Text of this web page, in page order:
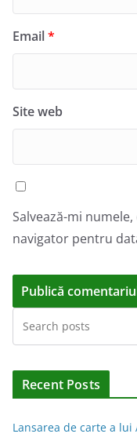
Email*
Site web
Salvează-mi
navigator pentru
l
n
Recent Posts
Lansarea de carte a